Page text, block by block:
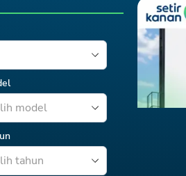
model
tahun